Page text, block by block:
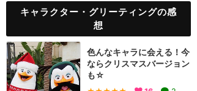
キャラクター・グリーティングの感
想
色んなキャラに会える！今
ならクリスマスバージョン
も☆